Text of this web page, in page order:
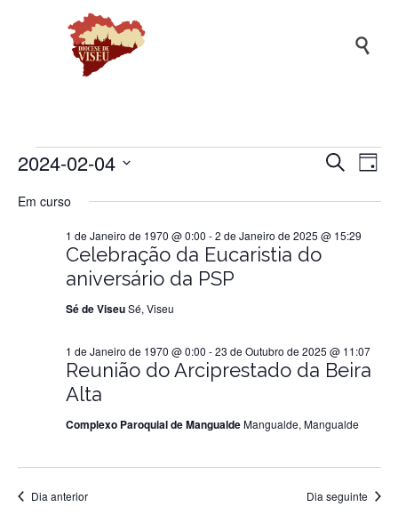

Eventos
Fevereiro
2024
e
Pesquisar
Dia
2024-02-04
a
Em curso
Celebração da Eucaristia do
aniversário da PSP
1 de Janeiro de 1970 @ 0:00 -2 de Janeiro de 2025 @ 15:29
Sé de ViseuSé, Viseu
Reunião do Arciprestado da Beira
Alta
1 de Janeiro de 1970 @ 0:00 -23 de Outubro de 2025 @ 11:07
Complexo Paroquial de MangualdeMangualde, Mangualde
Dia anterior Dia seguinte